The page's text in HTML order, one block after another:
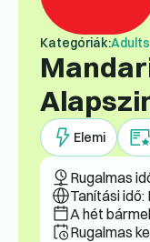
Kategóriák:
Elemi
Rugalmas
Tanítási
A hét
Rugalmas